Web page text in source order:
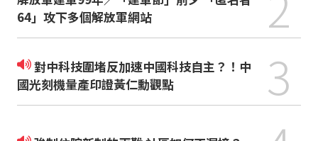
64」攻下多個解放軍網站
對中科技圍堵反加速中國科技自主？！中
國光刻機量產印證黃仁勳觀點
3